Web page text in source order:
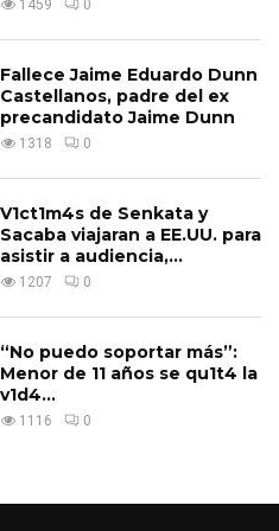
1459 0
Fallece Jaime Eduardo Dunn
Castellanos, padre del ex
precandidato Jaime Dunn
1318 0
V1ct1m4s de Senkata y
Sacaba viajaran a EE.UU. para
asistir a audiencia,...
1207 0
“No puedo soportar más”:
Menor de 11 años se qu1t4 la
v1d4...
1116 0